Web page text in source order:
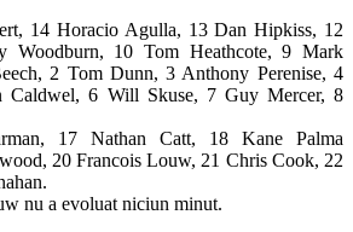
14 Horacio Agulla, 13 Dan Hipkiss, 12
Woodburn, 10 Tom Heathcote, 9 Mark
2 Tom Dunn, 3 Anthony Perenise, 4
Caldwel, 6 Will Skuse, 7 Guy Mercer, 8
17 Nathan Catt, 18 Kane Palma
20 Francois Louw, 21 Chris Cook, 22
nu a evoluat niciun minut.